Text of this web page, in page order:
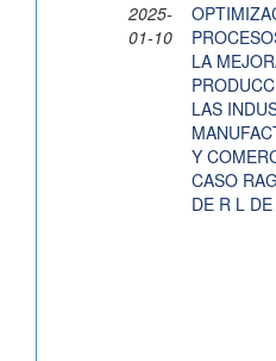
2025-
01-10
LA
LAS
Y
CASO
DE R L